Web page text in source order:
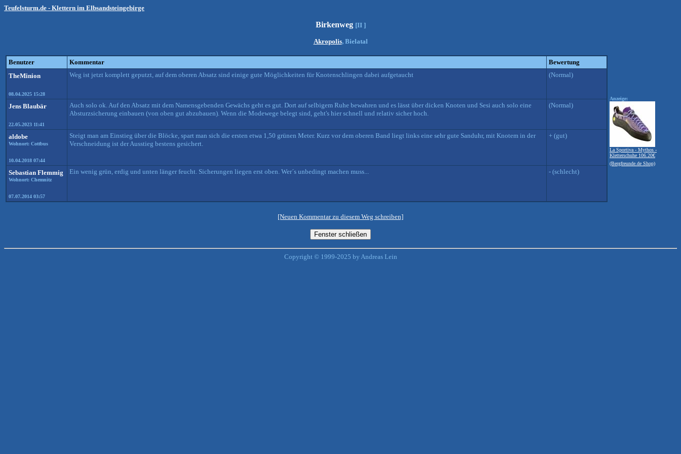
Teufelsturm.de - Klettern im Elbsandsteingebirge
Birkenweg [II ]
Akropolis, Bielatal
Benutzer Kommentar
Bewertung
TheMinion
08.04.2025 15:28
Weg ist jetzt komplett geputzt, auf dem oberen Absatz sind einige gute Möglichkeiten für Knotenschlingen dabei aufgetaucht (Normal)
Jens Blaubär
22.05.2023 11:41
Auch solo ok. Auf den Absatz mit dem Namensgebenden Gewächs geht es gut. Dort auf selbigem Ruhe bewahren und es lässt über dicken Knoten und Sesi auch solo eine
Absturzsicherung einbauen (von oben gut abzubauen). Wenn die Modewege belegt sind, geht's hier schnell und relativ sicher hoch.
(Normal)
aldobe
Wohnort: Cottbus
10.04.2018 07:44
Steigt man am Einstieg über die Blöcke, spart man sich die ersten etwa 1,50 grünen Meter. Kurz vor dem oberen Band liegt links eine sehr gute Sanduhr, mit Knotem in der
Verschneidung ist der Ausstieg bestens gesichert.
+ (gut)
Sebastian Flemmig
Wohnort: Chemnitz
07.07.2014 03:57
Ein wenig grün, erdig und unten länger feucht. Sicherungen liegen erst oben. Wer´s unbedingt machen muss... - (schlecht)
Anzeige:
La Sportiva - Mythos -
Kletterschuhe 106.20€
(Bergfreunde.de Shop)
[Neuen Kommentar zu diesem Weg schreiben]
Copyright © 1999-2025 by Andreas Lein